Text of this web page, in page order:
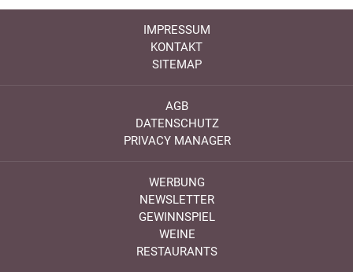
IMPRESSUM
KONTAKT
SITEMAP
AGB
DATENSCHUTZ
PRIVACY MANAGER
WERBUNG
NEWSLETTER
GEWINNSPIEL
WEINE
RESTAURANTS